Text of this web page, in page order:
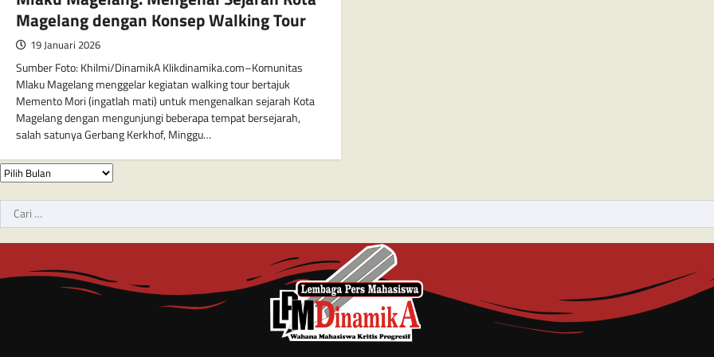
Magelang dengan Konsep Walking Tour
19 Januari 2026
Sumber Foto: Khilmi/DinamikA Klikdinamika.com–Komunitas
Mlaku Magelang menggelar kegiatan walking tour bertajuk
Memento Mori (ingatlah mati) untuk mengenalkan sejarah Kota
Magelang dengan mengunjungi beberapa tempat bersejarah,
salah satunya Gerbang Kerkhof, Minggu…